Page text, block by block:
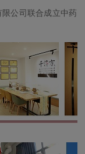
公司联合成立中药